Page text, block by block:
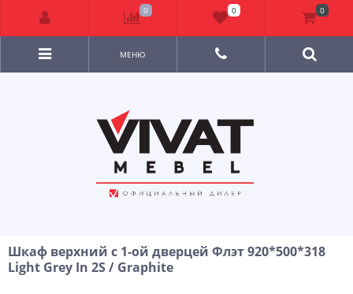
МЕНЮ
Шкаф верхний с 1-ой дверцей Флэт 920*500*318
Light Grey In 2S / Graphite
0 0 0